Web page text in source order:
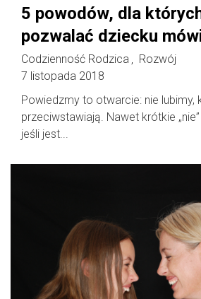
5 powodów, dla
pozwalać dziecku
Codzienność Rodzica
Rozwój
7 listopada 2018
Powiedzmy to otwarcie: nie lubimy,
przeciwstawiają. Nawet krótkie
jeśli jest...